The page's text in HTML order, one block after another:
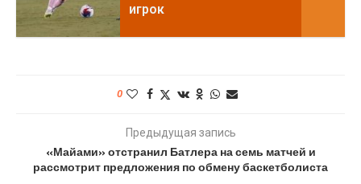
игрок
0
Предыдущая запись
«Майами» отстранил Батлера на семь матчей и
рассмотрит предложения по обмену баскетболиста